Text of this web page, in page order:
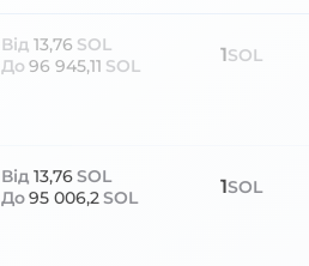
Від 13,76 SOL
До 96 945,11 SOL 1SOL
Від 13,76SOL
До95 006,2SOL 1SOL